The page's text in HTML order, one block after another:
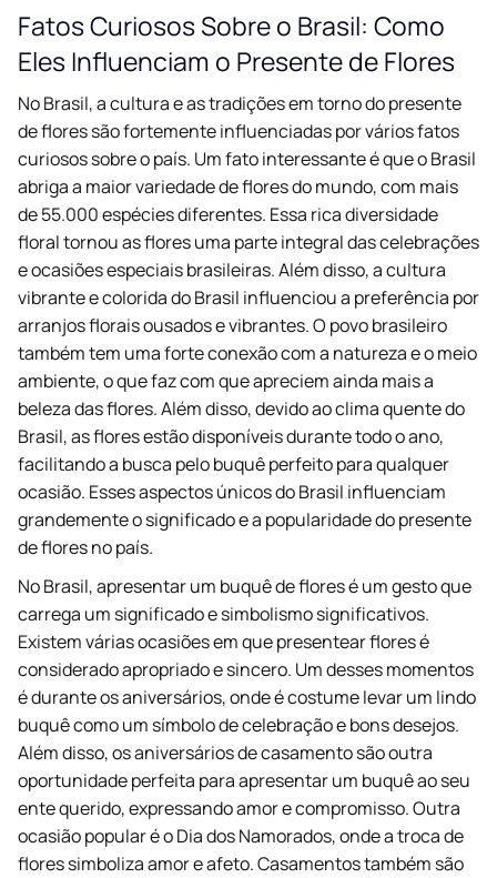
Fatos Curiosos Sobre o Brasil: Como
Eles Influenciam o Presente de Flores
No Brasil, a cultura e as tradições em torno do presente
de flores são fortemente influenciadas por vários fatos
curiosos sobre o país. Um fato interessante é que o Brasil
abriga a maior variedade de flores do mundo, com mais
de 55.000 espécies diferentes. Essa rica diversidade
floral tornou as flores uma parte integral das celebrações
e ocasiões especiais brasileiras. Além disso, a cultura
vibrante e colorida do Brasil influenciou a preferência por
arranjos florais ousados e vibrantes. O povo brasileiro
também tem uma forte conexão com a natureza e o meio
ambiente, o que faz com que apreciem ainda mais a
beleza das flores. Além disso, devido ao clima quente do
Brasil, as flores estão disponíveis durante todo o ano,
facilitando a busca pelo buquê perfeito para qualquer
ocasião. Esses aspectos únicos do Brasil influenciam
grandemente o significado e a popularidade do presente
de flores no país.
No Brasil, apresentar um buquê de flores é um gesto que
carrega um significado e simbolismo significativos.
Existem várias ocasiões em que presentear flores é
considerado apropriado e sincero. Um desses momentos
é durante os aniversários, onde é costume levar um lindo
buquê como um símbolo de celebração e bons desejos.
Além disso, os aniversários de casamento são outra
oportunidade perfeita para apresentar um buquê ao seu
ente querido, expressando amor e compromisso. Outra
ocasião popular é o Dia dos Namorados, onde a troca de
flores simboliza amor e afeto. Casamentos também são